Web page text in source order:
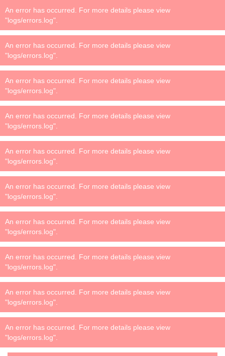
An error has occurred. For more details please view
"logs/errors.log".
An error has occurred. For more details please view
"logs/errors.log".
An error has occurred. For more details please view
"logs/errors.log".
An error has occurred. For more details please view
"logs/errors.log".
An error has occurred. For more details please view
"logs/errors.log".
An error has occurred. For more details please view
"logs/errors.log".
An error has occurred. For more details please view
"logs/errors.log".
An error has occurred. For more details please view
"logs/errors.log".
An error has occurred. For more details please view
"logs/errors.log".
An error has occurred. For more details please view
"logs/errors.log".